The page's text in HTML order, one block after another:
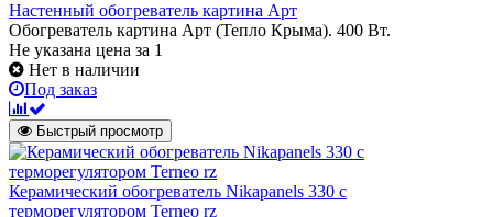
Настенный обогреватель картина Арт
Обогреватель картина Арт (Тепло Крыма). 400 Вт.
Не указана цена за 1
Нет в наличии
Под заказ
Быстрый просмотр
Керамический обогреватель Nikapanels 330 с
терморегулятором Terneo rz